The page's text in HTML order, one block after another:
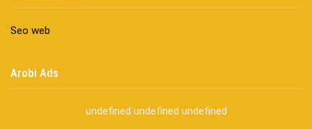
Seo web
Arobi Ads
undefined undefined undefined
Cửa nhôm cách âm – Sự yên bình trong nhịp sống hiện đại
Cửa nhôm thông gió – Đưa sinh khí vào ngôi nhà của bạn
Cửa nhôm trượt view lớn – Nâng tầm đẳng cấp sống
Cửa sổ trượt đứng – Điểm nhấn sáng tạo trong kiến trúc
Cửa thép vân gỗ Nhật Bản – Mảnh ghép cho phong cách kiến